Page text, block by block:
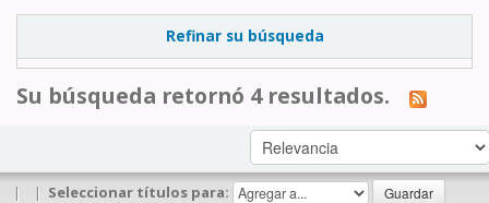
Refinar su búsqueda
Su búsqueda retornó 4 resultados.
| | Seleccionar títulos para: